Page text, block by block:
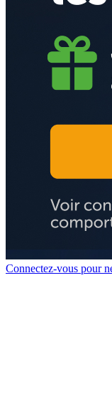
Connectez-vous pour